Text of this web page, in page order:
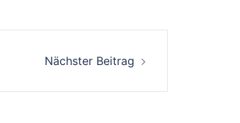
Nächster Beitrag